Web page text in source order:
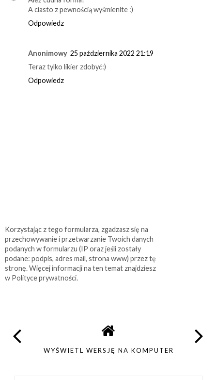
A ciasto z pewnością wyśmienite :)
Odpowiedz
Anonimowy 25 października 2022 21:19
Teraz tylko likier zdobyć:)
Odpowiedz
Korzystając z tego formularza, zgadzasz się na
przechowywanie i przetwarzanie Twoich danych
podanych w formularzu (IP oraz jeśli zostały
podane: podpis, adres mail, strona www) przez tę
stronę. Więcej informacji na ten temat znajdziesz
w Polityce prywatności.
WYŚWIETL WERSJĘ NA KOMPUTER